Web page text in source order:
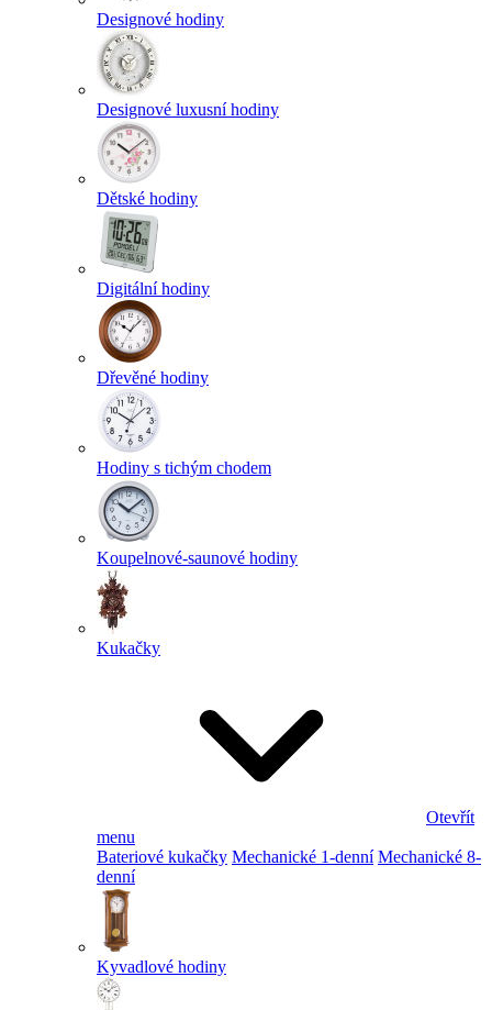
Designové hodiny
Designové luxusní hodiny
Dětské hodiny
Digitální hodiny
Dřevěné hodiny
Hodiny s tichým chodem
Koupelnové-saunové hodiny
Kukačky
Otevřít
menu
Bateriové kukačky Mechanické 1-denní Mechanické 8-
denní
Kyvadlové hodiny